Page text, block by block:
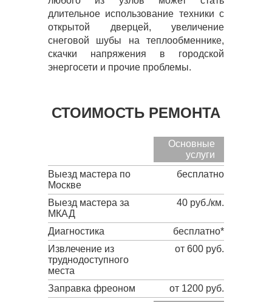
длительное использование техники с
открытой дверцей, увеличение
снеговой шубы на теплообменнике,
скачки напряжения в городской
энергосети и прочие проблемы.
СТОИМОСТЬ РЕМОНТА
Основные
услуги
Выезд мастера по
Москве
бесплатно
Выезд мастера за
МКАД
40 руб./км.
Диагностика
бесплатно*
Извлечение из
труднодоступного
места
от 600 руб.
Заправка фреоном
от 1200 руб.